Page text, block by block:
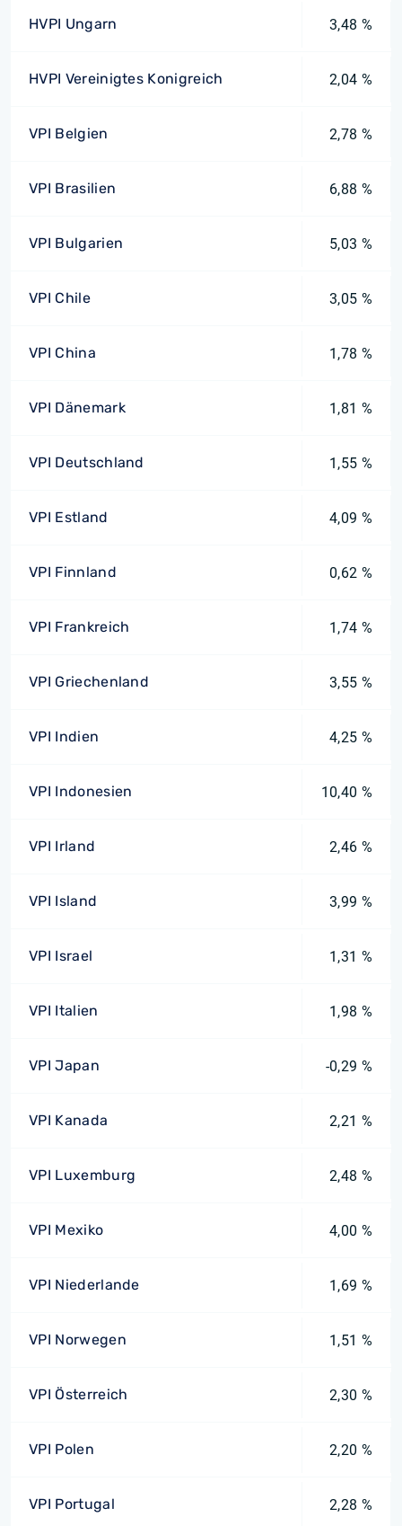
HVPI Ungarn 3,48 %
HVPI Vereinigtes Konigreich 2,04 %
VPI Belgien 2,78 %
VPI Brasilien 6,88 %
VPI Bulgarien 5,03 %
VPI Chile 3,05 %
VPI China 1,78 %
VPI Dänemark 1,81 %
VPI Deutschland 1,55 %
VPI Estland 4,09 %
VPI Finnland 0,62 %
VPI Frankreich 1,74 %
VPI Griechenland 3,55 %
VPI Indien 4,25 %
VPI Indonesien 10,40 %
VPI Irland 2,46 %
VPI Island 3,99 %
VPI Israel 1,31 %
VPI Italien 1,98 %
VPI Japan -0,29 %
VPI Kanada 2,21 %
VPI Luxemburg 2,48 %
VPI Mexiko 4,00 %
VPI Niederlande 1,69 %
VPI Norwegen 1,51 %
VPI Österreich 2,30 %
VPI Polen 2,20 %
VPI Portugal 2,28 %